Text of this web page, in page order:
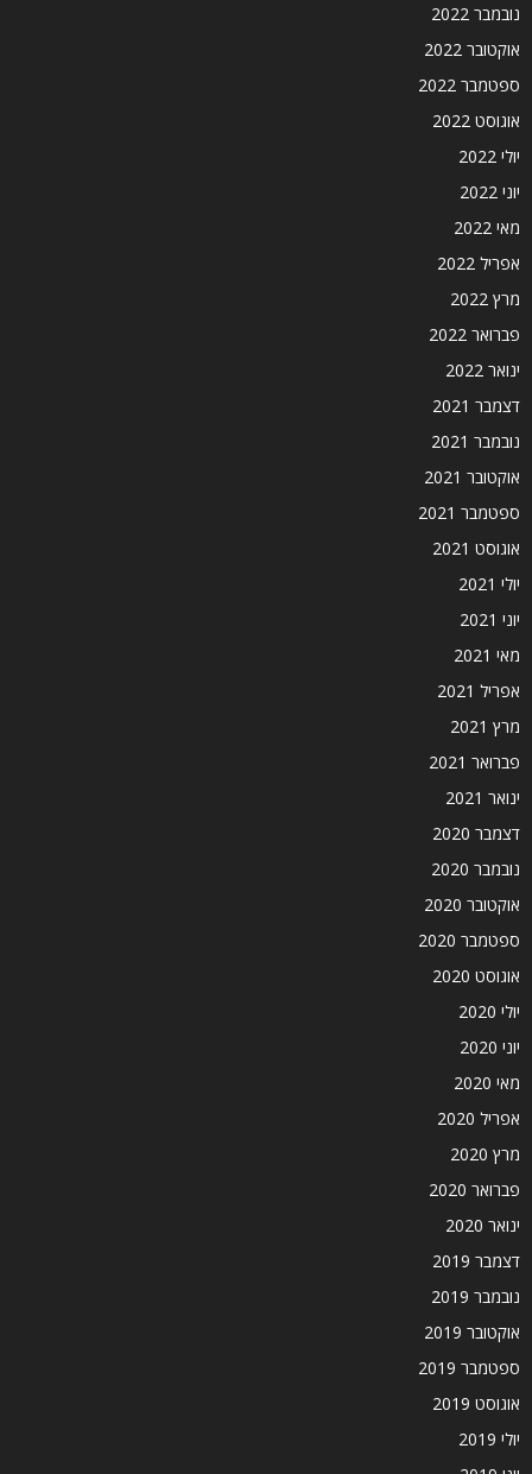
נובמבר 2022
אוקטובר 2022
ספטמבר 2022
אוגוסט 2022
יולי 2022
יוני 2022
מאי 2022
אפריל 2022
מרץ 2022
פברואר 2022
ינואר 2022
דצמבר 2021
נובמבר 2021
אוקטובר 2021
ספטמבר 2021
אוגוסט 2021
יולי 2021
יוני 2021
מאי 2021
אפריל 2021
מרץ 2021
פברואר 2021
ינואר 2021
דצמבר 2020
נובמבר 2020
אוקטובר 2020
ספטמבר 2020
אוגוסט 2020
יולי 2020
יוני 2020
מאי 2020
אפריל 2020
מרץ 2020
פברואר 2020
ינואר 2020
דצמבר 2019
נובמבר 2019
אוקטובר 2019
ספטמבר 2019
אוגוסט 2019
יולי 2019